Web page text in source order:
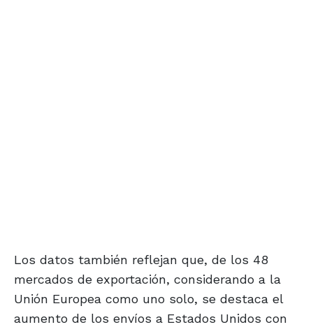
Los datos también reflejan que, de los 48
mercados de exportación, considerando a la
Unión Europea como uno solo, se destaca el
aumento de los envíos a Estados Unidos con